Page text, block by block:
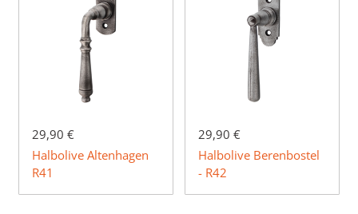
29,90 €
Halbolive Altenhagen
R41
29,90 €
Halbolive Berenbostel
- R42